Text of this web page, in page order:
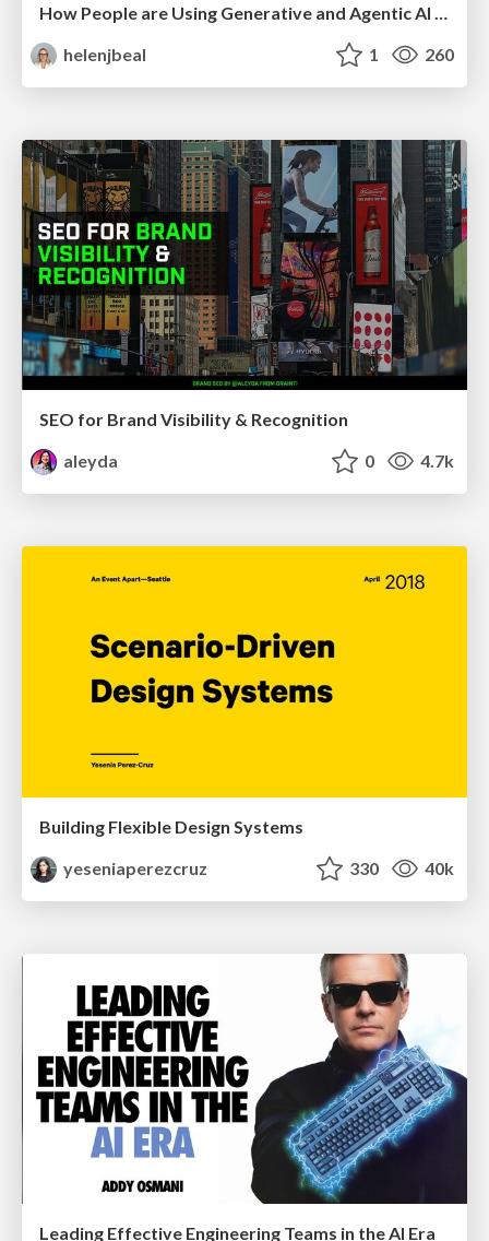
How People are Using Generative and Agentic AI to Supercharge Their Products, Projects, Services and Value Streams Today
helenjbeal
1 260
SEO for Brand Visibility & Recognition
aleyda
0 4.7k
Building Flexible Design Systems
yeseniaperezcruz
330 40k
Leading Effective Engineering Teams in the AI Era